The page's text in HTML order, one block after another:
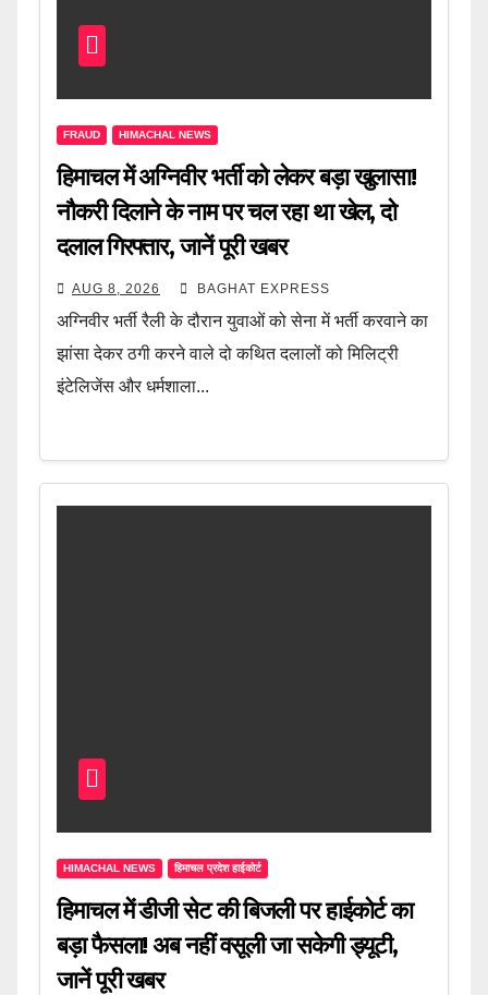
FRAUD HIMACHAL NEWS
हिमाचल में अग्निवीर भर्ती को लेकर बड़ा खुलासा!
नौकरी दिलाने के नाम पर चल रहा था खेल, दो
दलाल गिरफ्तार, जानें पूरी खबर
AUG 8, 2026 BAGHAT EXPRESS
अग्निवीर भर्ती रैली के दौरान युवाओं को सेना में भर्ती करवाने का
झांसा देकर ठगी करने वाले दो कथित दलालों को मिलिट्री
इंटेलिजेंस और धर्मशाला...
HIMACHAL NEWS हिमाचल प्रदेश हाईकोर्ट
हिमाचल में डीजी सेट की बिजली पर हाईकोर्ट का
बड़ा फैसला! अब नहीं वसूली जा सकेगी ड्यूटी,
जानें पूरी खबर